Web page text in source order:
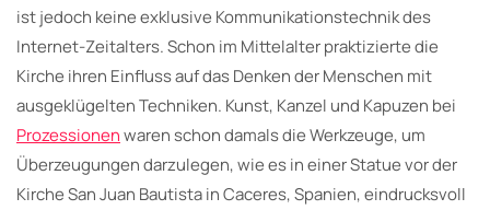
ist jedoch keine exklusive Kommunikationstechnik des
Internet-Zeitalters. Schon im Mittelalter praktizierte die
Kirche ihren Einfluss auf das Denken der Menschen mit
ausgeklügelten Techniken. Kunst, Kanzel und Kapuzen bei
Prozessionenwaren schon damals die Werkzeuge, um
Überzeugungen darzulegen, wie es in einer Statue vor der
Kirche San Juan Bautista in Caceres, Spanien, eindrucksvoll